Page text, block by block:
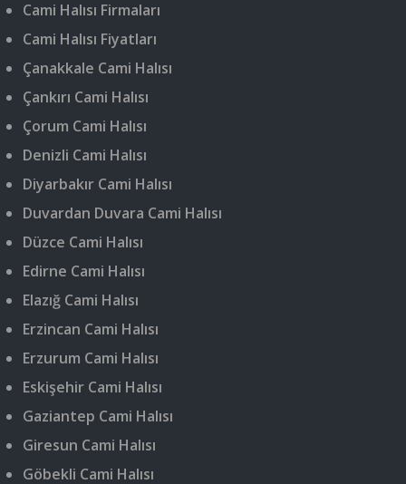
Cami Halısı Firmaları
Cami Halısı Fiyatları
Çanakkale Cami Halısı
Çankırı Cami Halısı
Çorum Cami Halısı
Denizli Cami Halısı
Diyarbakır Cami Halısı
Duvardan Duvara Cami Halısı
Düzce Cami Halısı
Edirne Cami Halısı
Elazığ Cami Halısı
Erzincan Cami Halısı
Erzurum Cami Halısı
Eskişehir Cami Halısı
Gaziantep Cami Halısı
Giresun Cami Halısı
Göbekli Cami Halısı